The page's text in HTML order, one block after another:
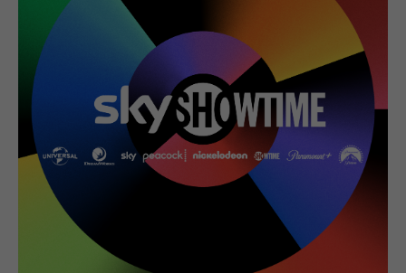
în
exclusivitate,
Warszawianka
și
The
Winner